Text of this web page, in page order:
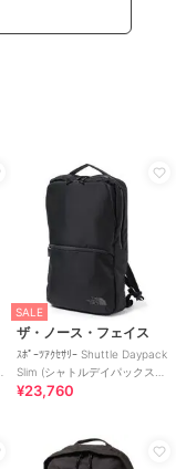
SALE
ザ・ノース・フェイス
ｽﾎﾟｰﾂｱｸｾｻﾘｰ Shuttle Daypack
Slim (シャトルデイパックスリ
ム)
¥23,760